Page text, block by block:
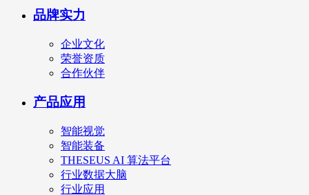
品牌实力
企业文化
荣誉资质
合作伙伴
产品应用
智能视觉
智能装备
THESEUS AI 算法平台
行业数据大脑
行业应用